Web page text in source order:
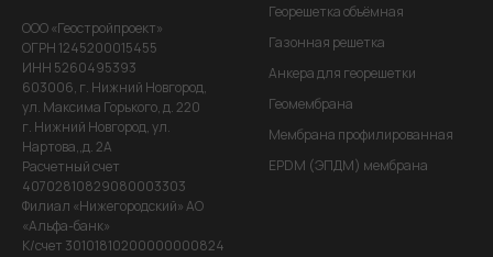
ООО «Геостройпроект»
ОГРН 1245200015455
ИНН 5260495393
603006, г. Нижний Новгород,
ул. Максима Горького, д. 220
г. Нижний Новгород, ул.
Нартова,,д. 2А
Расчетный счет
40702810829080003303
Филиал «Нижегородский» АО
«Альфа-банк»
К/счет 30101810200000000824
Георешетка объёмная
Газонная решетка
Анкера для георешетки
Геомембрана
Мембрана профилированная
EPDM (ЭПДМ) мембрана